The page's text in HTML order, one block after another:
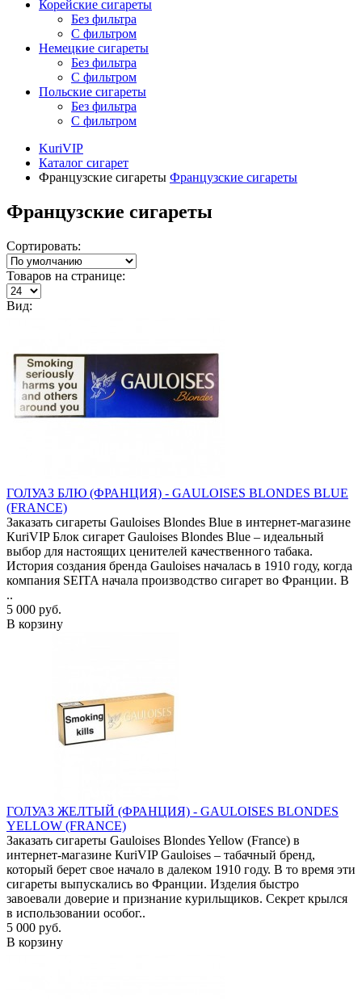
Корейские сигареты
Без фильтра
С фильтром
Немецкие сигареты
Без фильтра
С фильтром
Польские сигареты
Без фильтра
С фильтром
KuriVIP
Каталог сигарет
Французские сигареты Французские сигареты
Французские сигареты
Сортировать:
Товаров на странице:
Вид:
ГОЛУАЗ БЛЮ (ФРАНЦИЯ) - GAULOISES BLONDES BLUE
(FRANCE)
Заказать сигареты Gauloises Blondes Blue в интернет-магазине
КuriVIP Блок сигарет Gauloises Blondes Blue – идеальный
выбор для настоящих ценителей качественного табака.
История создания бренда Gauloises началась в 1910 году, когда
компания SEITA начала производство сигарет во Франции. В
..
5 000 руб.
В корзину
ГОЛУАЗ ЖЕЛТЫЙ (ФРАНЦИЯ) - GAULOISES BLONDES
YELLOW (FRANCE)
Заказать сигареты Gauloises Blondes Yellow (France) в
интернет-магазине КuriVIP Gauloises – табачный бренд,
который берет свое начало в далеком 1910 году. В то время эти
сигареты выпускались во Франции. Изделия быстро
завоевали доверие и признание курильщиков. Секрет крылся
в использовании особог..
5 000 руб.
В корзину